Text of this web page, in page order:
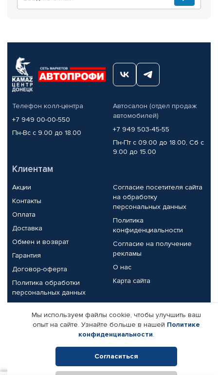
Телефон колл-центра
+7 949 00-00-550
Пн-Вс с 9.00 до 18.00
Автосалон (отдел продаж
автомобилей)
+7 949 503-45-55
Пн-Пт с 09.00 до 18.00, Сб с
9.00 до 15.00
Клиентам
Акции
Контакты
Оплата
Доставка
Обмен и возврат
Гарантия
Договор-оферта
Политика обработки
персональных данных
Согласие посетителя сайта
на обработку
персональных данных
Политика
конфиденциальности
Согласие на получение
рекламы
О нас
Карта сайта
Партнерам
Корпоративным клиентам
Поставщикам
Реквизиты компании
Мы используем файлы cookie, чтобы улучшить ваш
опыт на сайте. Узнайте больше в нашей Политике
конфиденциальности.
Согласиться